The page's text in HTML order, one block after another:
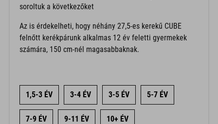
soroltuk a következőket
Az is érdekelheti, hogy néhány 27,5-es kerekű CUBE
felnőtt kerékpárunk alkalmas 12 év feletti gyermekek
számára, 150 cm-nél magasabbaknak.
1,5-3 ÉV 3-4 ÉV 3-5 ÉV 5-7 ÉV
7-9 ÉV 9-11 ÉV 10+ ÉV